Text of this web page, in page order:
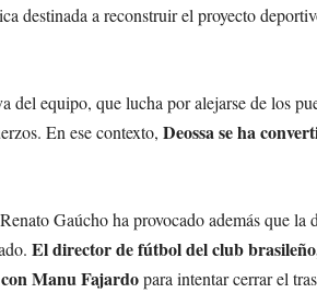
destinada a reconstruir el proyecto
del equipo, que lucha por alejarse de los
En ese contexto, Deossa se ha
Gaúcho ha provocado además que
El director de fútbol del club
Manu Fajardopara intentar cerrar el